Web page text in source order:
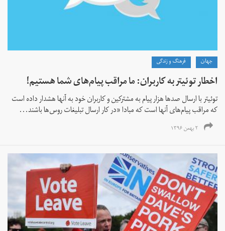
جهان فرهنگ و زندگی
اخطار توئیتر به کاربران: ما مراقب پیام‌های شما هستیم!
توئیتر با ارسال صدها هزار پیام به مشترکین و کاربران خود به آنها هشدار داده است
که مراقب پیام‌های آنها است که مبادا «در کار ارسال تبلیغات روس‌ها باشند...
۲ بهمن ۱۳۹۶